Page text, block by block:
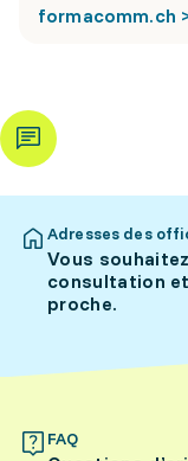
formacomm.ch
Adresses des
Vous
consultation
proche.
FAQ